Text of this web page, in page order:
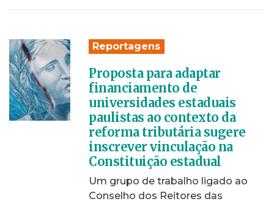
Reportagens
Proposta para adaptar
financiamento de
universidades estaduais
paulistas ao contexto da
reforma tributária sugere
inscrever vinculação na
Constituição estadual
Um grupo de trabalho ligado ao
Conselho dos Reitores das